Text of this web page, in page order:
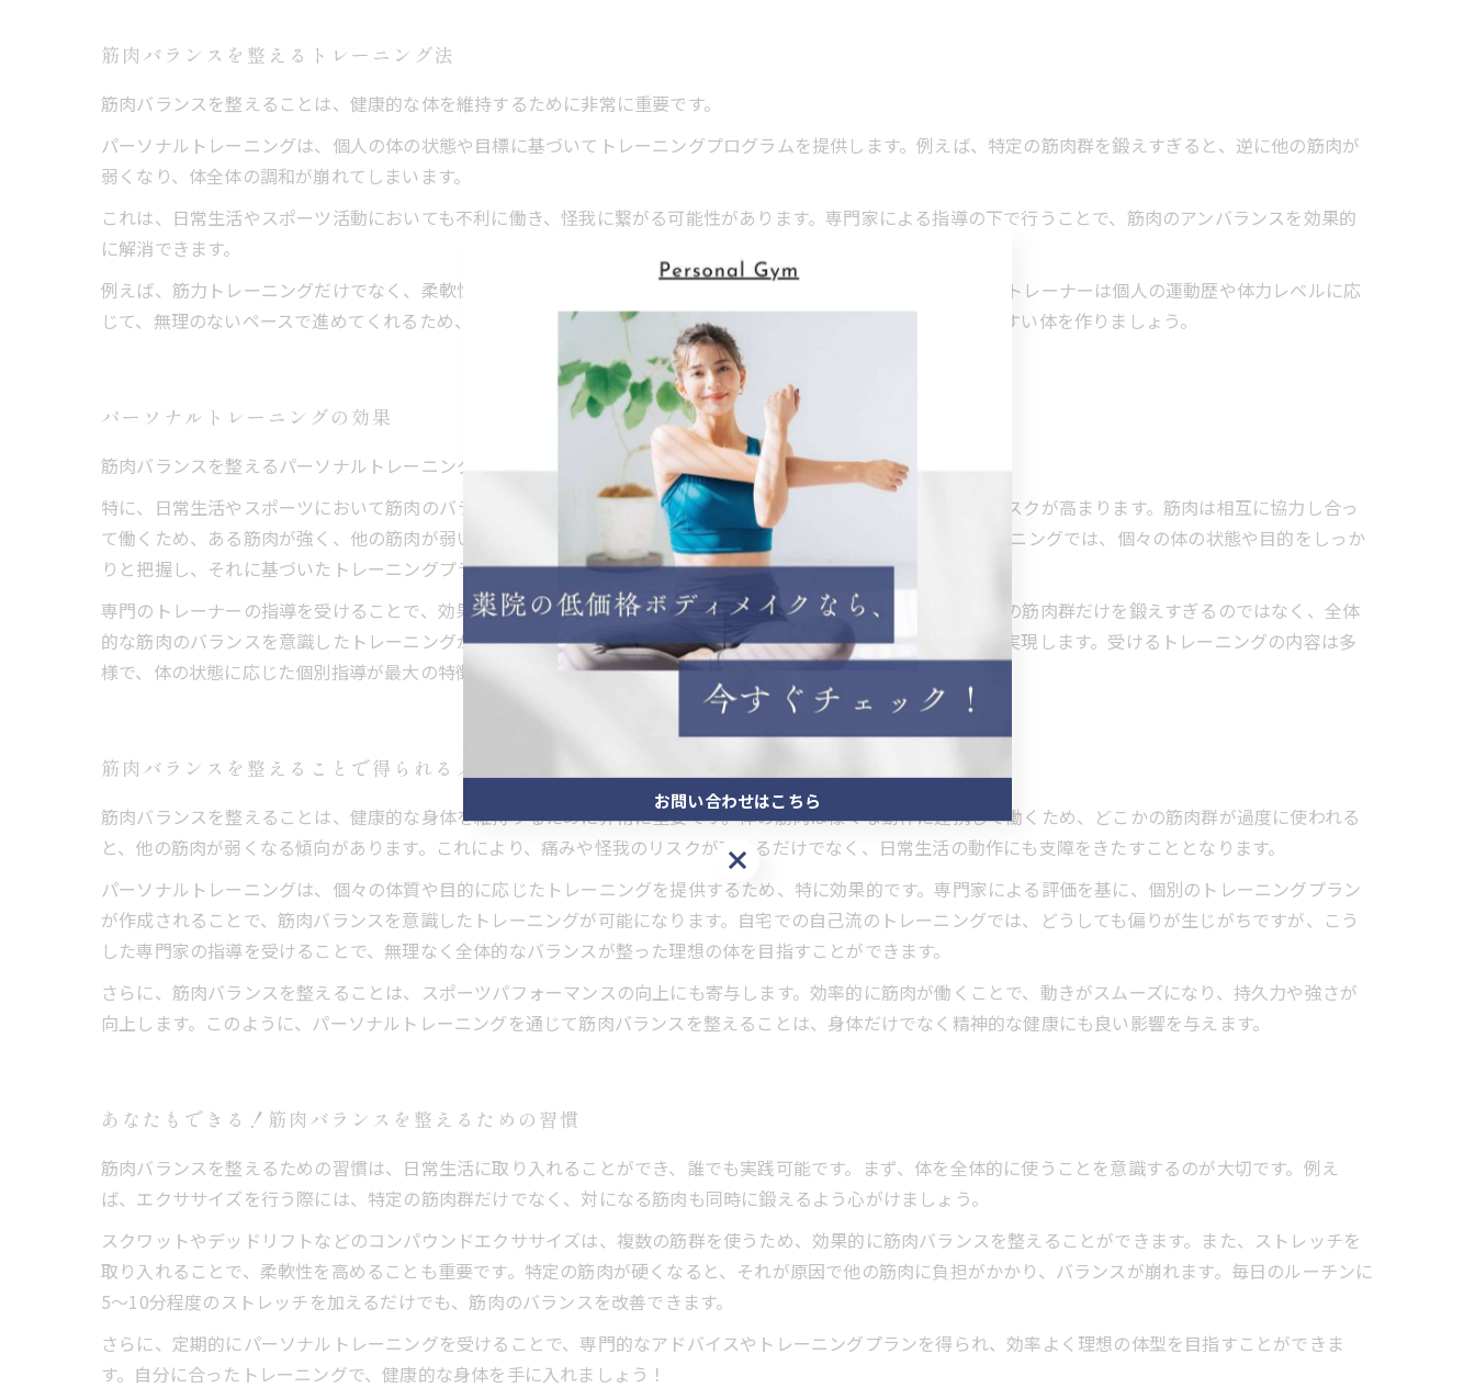
筋肉バランスを整えるトレーニング法
筋肉バランスを整えることは、健康的な体を維持するために非常に重要です。
パーソナルトレーニングは、個人の体の状態や目標に基づいてトレーニングプログラムを提供します。例えば、特定の筋肉群を鍛えすぎると、逆に他の筋肉が
弱くなり、体全体の調和が崩れてしまいます。
これは、日常生活やスポーツ活動においても不利に働き、怪我に繋がる可能性があります。専門家による指導の下で行うことで、筋肉のアンバランスを効果的
に解消できます。
例えば、筋力トレーニングだけでなく、柔軟性やバランスを考慮したエクササイズが盛り込まれています。また、トレーナーは個人の運動歴や体力レベルに応
じて、無理のないペースで進めてくれるため、安心して取り組めます。理想的な筋肉バランスを手に入れ、動きやすい体を作りましょう。
パーソナルトレーニングの効果
筋肉バランスを整えるパーソナルトレーニングは、近年ますます重要視されるようになっています。
特に、日常生活やスポーツにおいて筋肉のバランスが崩れると、動作が不安定になり、慢性的な疲労感や怪我のリスクが高まります。筋肉は相互に協力し合っ
て働くため、ある筋肉が強く、他の筋肉が弱い状態は、体全体の機能を低下させてしまいます。 パーソナルトレーニングでは、個々の体の状態や目的をしっか
りと把握し、それに基づいたトレーニングプランを柔軟に設計します。
専門のトレーナーの指導を受けることで、効果的かつ安全に筋肉バランスを整えることが可能です。例えば、特定の筋肉群だけを鍛えすぎるのではなく、全体
的な筋肉のバランスを意識したトレーニングが行われます。これにより、理想的な体型の維持や運動能力の向上が実現します。受けるトレーニングの内容は多
様で、体の状態に応じた個別指導が最大の特徴です。
筋肉バランスを整えることで得られるメリットとは？
筋肉バランスを整えることは、健康的な身体を維持するために非常に重要です。体の筋肉は様々な動作に連携して働くため、どこかの筋肉群が過度に使われる
と、他の筋肉が弱くなる傾向があります。これにより、痛みや怪我のリスクが高まるだけでなく、日常生活の動作にも支障をきたすこととなります。
パーソナルトレーニングは、個々の体質や目的に応じたトレーニングを提供するため、特に効果的です。専門家による評価を基に、個別のトレーニングプラン
が作成されることで、筋肉バランスを意識したトレーニングが可能になります。自宅での自己流のトレーニングでは、どうしても偏りが生じがちですが、こう
した専門家の指導を受けることで、無理なく全体的なバランスが整った理想の体を目指すことができます。
さらに、筋肉バランスを整えることは、スポーツパフォーマンスの向上にも寄与します。効率的に筋肉が働くことで、動きがスムーズになり、持久力や強さが
向上します。このように、パーソナルトレーニングを通じて筋肉バランスを整えることは、身体だけでなく精神的な健康にも良い影響を与えます。
あなたもできる！筋肉バランスを整えるための習慣
筋肉バランスを整えるための習慣は、日常生活に取り入れることができ、誰でも実践可能です。まず、体を全体的に使うことを意識するのが大切です。例え
ば、エクササイズを行う際には、特定の筋肉群だけでなく、対になる筋肉も同時に鍛えるよう心がけましょう。
スクワットやデッドリフトなどのコンパウンドエクササイズは、複数の筋群を使うため、効果的に筋肉バランスを整えることができます。また、ストレッチを
取り入れることで、柔軟性を高めることも重要です。特定の筋肉が硬くなると、それが原因で他の筋肉に負担がかかり、バランスが崩れます。毎日のルーチンに
5〜10分程度のストレッチを加えるだけでも、筋肉のバランスを改善できます。
さらに、定期的にパーソナルトレーニングを受けることで、専門的なアドバイスやトレーニングプランを得られ、効率よく理想の体型を目指すことができま
す。自分に合ったトレーニングで、健康的な身体を手に入れましょう！
お問い合わせはこちら
お問い合わせはこちら